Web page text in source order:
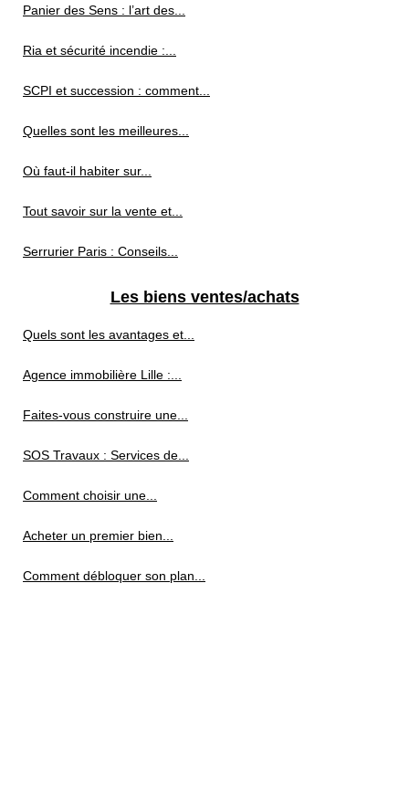
Panier des Sens : l’art des...
Ria et sécurité incendie :...
SCPI et succession : comment...
Quelles sont les meilleures...
Où faut-il habiter sur...
Tout savoir sur la vente et...
Serrurier Paris : Conseils...
Les biens ventes/achats
Quels sont les avantages et...
Agence immobilière Lille :...
Faites-vous construire une...
SOS Travaux : Services de...
Comment choisir une...
Acheter un premier bien...
Comment débloquer son plan...